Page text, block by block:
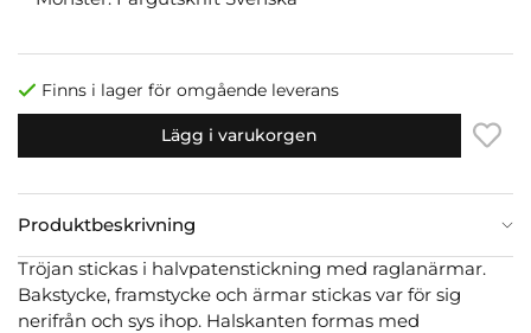
Finns i lager för omgående leverans
Lägg i varukorgen
Produktbeskrivning
Tröjan stickas i halvpatenstickning med raglanärmar.
Bakstycke, framstycke och ärmar stickas var för sig
nerifrån och sys ihop. Halskanten formas med